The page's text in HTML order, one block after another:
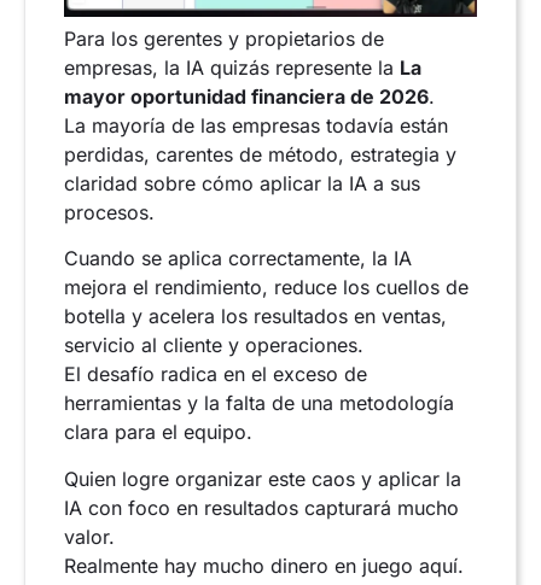
Para los gerentes y propietarios de
empresas, la IA quizás represente la La
mayor oportunidad financiera de 2026.
La mayoría de las empresas todavía están
perdidas, carentes de método, estrategia y
claridad sobre cómo aplicar la IA a sus
procesos.
Cuando se aplica correctamente, la IA
mejora el rendimiento, reduce los cuellos de
botella y acelera los resultados en ventas,
servicio al cliente y operaciones.
El desafío radica en el exceso de
herramientas y la falta de una metodología
clara para el equipo.
Quien logre organizar este caos y aplicar la
IA con foco en resultados capturará mucho
valor.
Realmente hay mucho dinero en juego aquí.